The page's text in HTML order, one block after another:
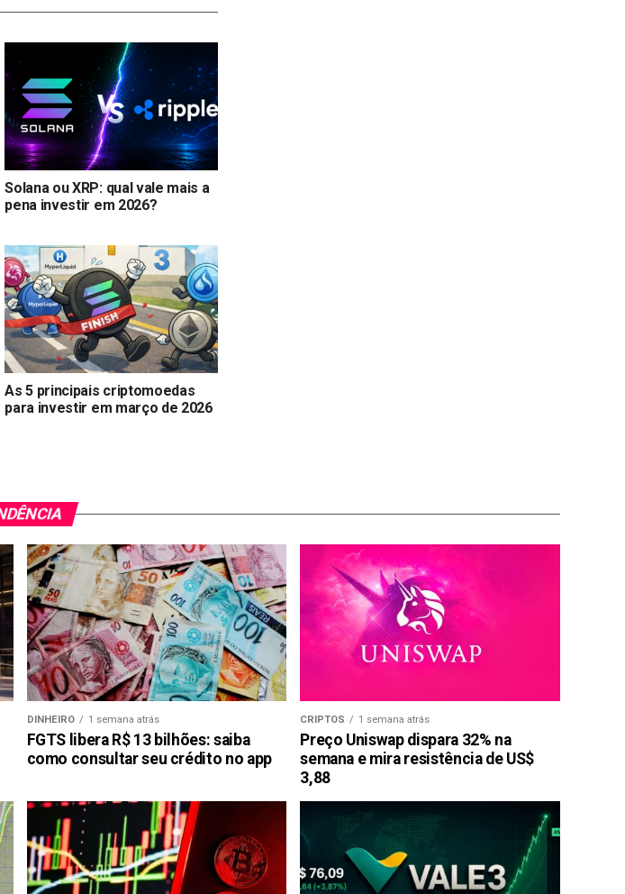
Solana ou XRP: qual vale mais a
pena investir em 2026?
As 5 principais criptomoedas
para investir em março de 2026
DINHEIRO 1 semana atrás
FGTS libera R$ 13 bilhões: saiba
como consultar seu crédito no app
CRIPTOS 1 semana atrás
Preço Uniswap dispara 32% na
semana e mira resistência de US$
3,88